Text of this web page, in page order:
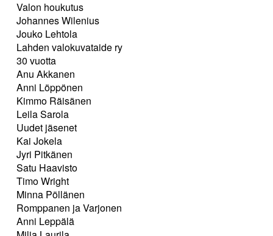
Valon houkutus
Johannes Wilenius
Jouko Lehtola
Lahden valokuvataide ry
30 vuotta
Anu Akkanen
Anni Löppönen
Kimmo Räisänen
Leila Sarola
Uudet jäsenet
Kai Jokela
Jyri Pitkänen
Satu Haavisto
Timo Wright
Minna Pöllänen
Romppanen ja Varjonen
Anni Leppälä